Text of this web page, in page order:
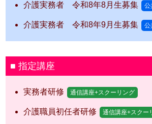
介護実務者 令和8年8月生募集 公
介護実務者 令和8年9月生募集 公
指定講座
実務者研修 通信講座+スクーリング
介護職員初任者研修 通信講座+スクー